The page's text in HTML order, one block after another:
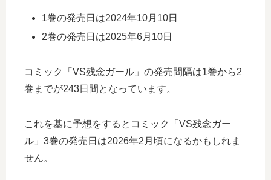
1巻の発売日は2024年10月10日
2巻の発売日は2025年6月10日
コミック「VS残念ガール」の発売間隔は1巻から2
巻までが243日間となっています。
これを基に予想をするとコミック「VS残念ガー
ル」3巻の発売日は2026年2月頃になるかもしれま
せん。